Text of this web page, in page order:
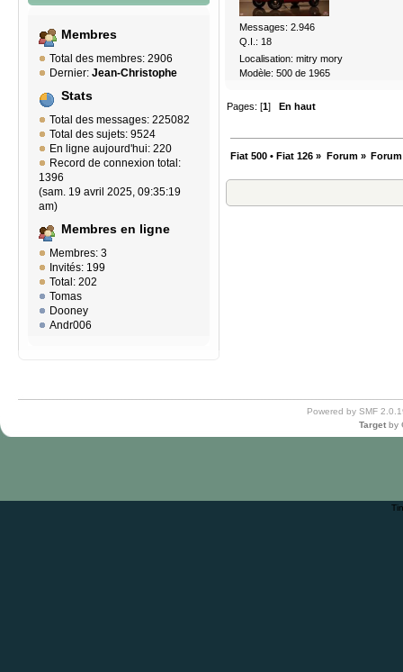
Membres
Total des membres: 2906
Dernier: Jean-Christophe
Stats
Total des messages: 225082
Total des sujets: 9524
En ligne aujourd'hui: 220
Record de connexion total:
1396
(sam. 19 avril 2025, 09:35:19
am)
Membres en ligne
Membres: 3
Invités: 199
Total: 202
Tomas
Dooney
Andr006
Messages: 2.946
Q.I.: 18
Localisation: mitry mory
Modèle: 500 de 1965
Pages: [1]En haut
Fiat 500 • Fiat 126 » Forum»
Powered by SMF
Target by